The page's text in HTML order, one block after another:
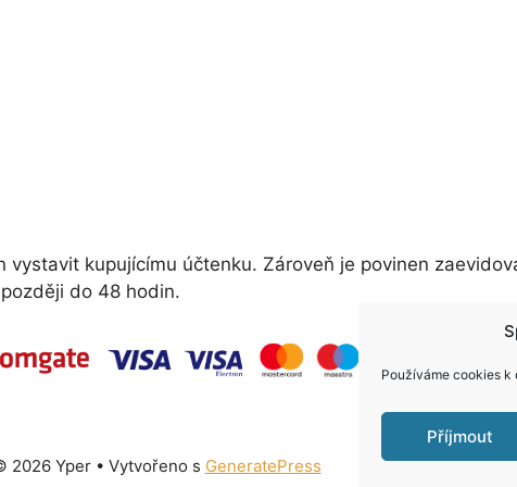
Používáme cookies
Příjmout
kupujícímu účtenku. Zároveň je povinen
do 48 hodin.
2026 Yper• Vytvořeno s GeneratePress